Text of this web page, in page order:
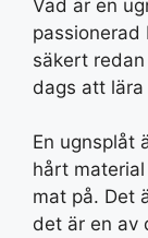
Vad är en
passionerad
säkert
dags att lära
En ugnsplåt
hårt
mat på. Det
det är en av